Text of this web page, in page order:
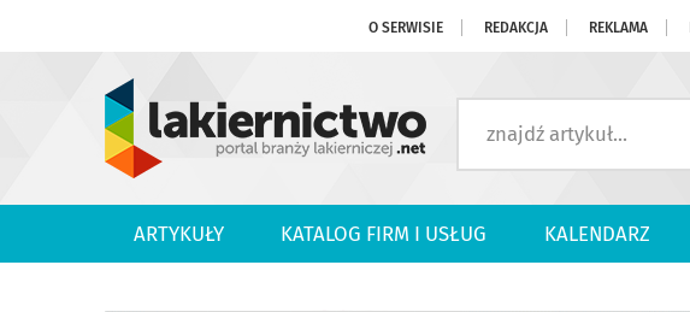
O SERWISIE REDAKCJA REKLAMA
ARTYKUŁY KATALOG FIRM I USŁUG KALENDARZ